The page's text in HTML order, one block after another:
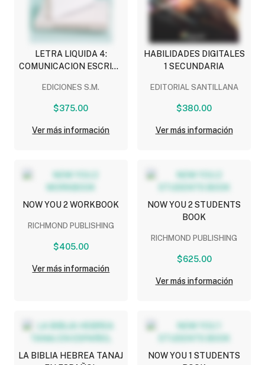
LETRA LIQUIDA 4:
COMUNICACION ESCRITA
DIGITALES
EDICIONES S.M.
$375.00
Ver más información
HABILIDADES DIGITALES
1 SECUNDARIA
EDITORIAL SANTILLANA
$380.00
Ver más información
NOW YOU 2 WORKBOOK
RICHMOND PUBLISHING
$405.00
Ver más información
NOW YOU 2 STUDENTS
BOOK
RICHMOND PUBLISHING
$625.00
Ver más información
LA BIBLIA HEBREA TANAJ
NOW YOU 1 STUDENTS